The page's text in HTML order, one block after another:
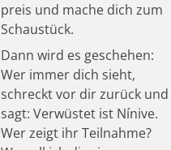
preis und mache dich zum
Schaustück.
Dann wird es geschehen:
Wer immer dich sieht,
schreckt vor dir zurück und
sagt: Verwüstet ist Nínive.
Wer zeigt ihr Teilnahme?